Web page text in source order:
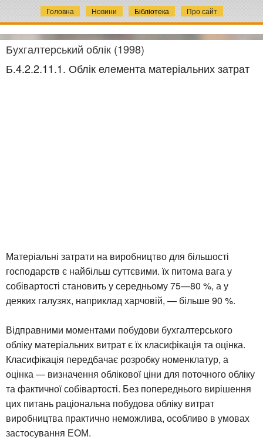
Головна Новини Бібліотека Про сайт
Бухгалтерський облік (1998)
Б.4.2.2.11.1. Облік елемента матеріальних затрат
Матеріальні затрати на виробництво для більшості
господарств є найбільш суттєвими. їх питома вага у
собівартості становить у середньому 75—80 %, а у
деяких галузях, наприклад харчовій, — більше 90 %.
Відправними моментами побудови бухгалтерського
обліку матеріальних витрат є їх класифікація та оцінка.
Класифікація передбачає розробку номенклатур, а
оцінка — визначення облікової ціни для поточного обліку
та фактичної собівартості. Без попереднього вирішення
цих питань раціональна побудова обліку витрат
виробництва практично неможлива, особливо в умовах
застосування ЕОМ.